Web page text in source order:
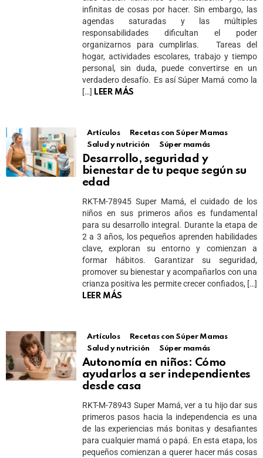
infinitas de cosas por hacer. Sin embargo, las
agendas saturadas y las múltiples
responsabilidades dificultan el poder
organizarnos para cumplirlas. Tareas del
hogar, actividades escolares, trabajo y tiempo
personal, sin duda, puede convertirse en un
verdadero desafío. Es así Súper Mamá como la
[…] LEER MÁS
Artículos
Recetas con Súper Mamas
Salud y nutrición
Súper mamás
Desarrollo, seguridad y
bienestar de tu peque según su
edad
RKT-M-78945 Super Mamá, el cuidado de los
niños en sus primeros años es fundamental
para su desarrollo integral. Durante la etapa de
2 a 3 años, los pequeños aprenden habilidades
clave, exploran su entorno y comienzan a
formar hábitos. Garantizar su seguridad,
promover su bienestar y acompañarlos con una
crianza positiva les permite crecer confiados, […]
LEER MÁS
Artículos
Recetas con Súper Mamas
Salud y nutrición
Súper mamás
Autonomía en niños: Cómo
ayudarlos a ser independientes
desde casa
RKT-M-78943 Super Mamá, ver a tu hijo dar sus
primeros pasos hacia la independencia es una
de las experiencias más bonitas y desafiantes
para cualquier mamá o papá. En esta etapa, los
pequeños comienzan a querer hacer más cosas